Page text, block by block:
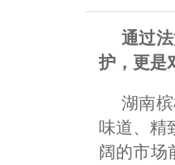
通过
护，更是
湖南
味道、精
阔的市场